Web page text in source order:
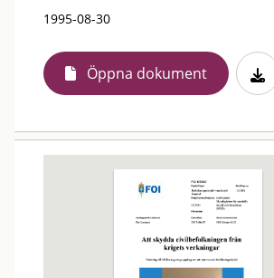
1995-08-30
Öppna dokument